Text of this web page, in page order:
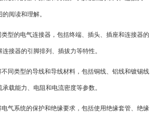
阅读和理解。
型的电气连接器，包括终端、插头、插座和连接器的
接器的引脚排列、插拔力等特性。
同类型的导线和导线材料，包括铜线、铝线和镀锡线
载能力、电阻和电流密度等参数。
气系统的保护和绝缘要求，包括使用绝缘套管、绝缘